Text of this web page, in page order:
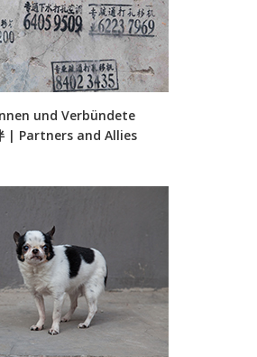
und Verbündete
| Partners and Allies